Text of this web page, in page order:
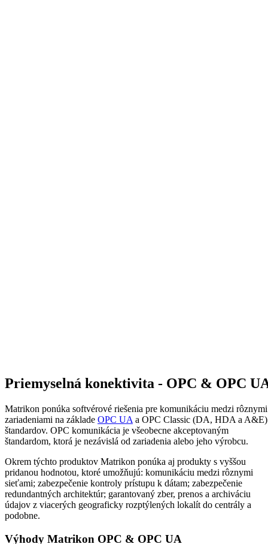
Priemyselná konektivita - OPC & OPC
Matrikon ponúka softvérové riešenia pre komunikáciu medzi rôznymi
zariadeniami na základe OPC UA a OPC Classic (DA, HDA a A&E)
štandardov. OPC komunikácia je všeobecne akceptovaným
štandardom, ktorá je nezávislá od zariadenia alebo jeho výrobcu.
Okrem týchto produktov Matrikon ponúka aj produkty s vyššou
pridanou hodnotou, ktoré umožňujú: komunikáciu medzi rôznymi
sieťami; zabezpečenie kontroly prístupu k dátam; zabezpečenie
redundantných architektúr; garantovaný zber, prenos a archiváciu
údajov z viacerých geograficky rozptýlených lokalít do centrály a
podobne.
Výhody Matrikon OPC & OPC UA